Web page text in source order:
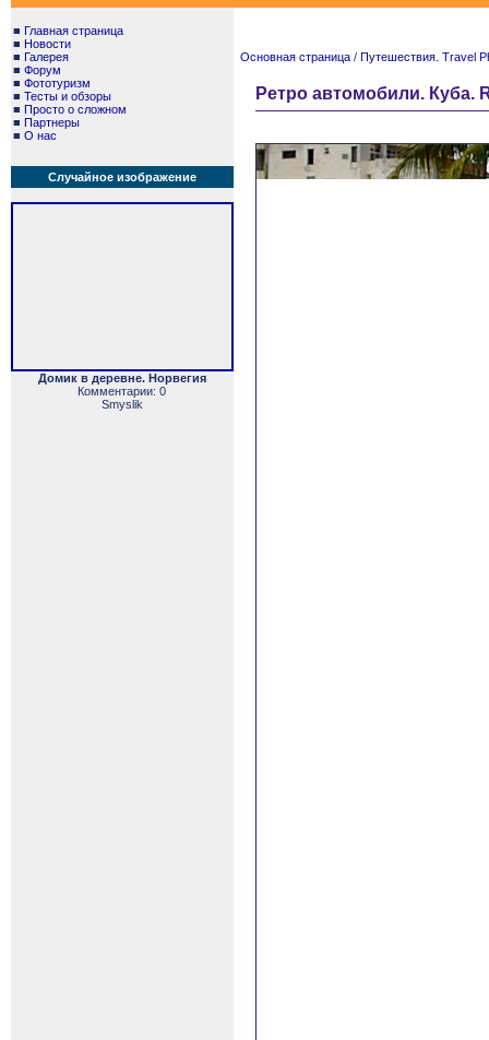
■ Главная страница
■ Новости
■ Галерея
■ Форум
■ Фототуризм
■ Тесты и обзоры
■ Просто о сложном
■ Партнеры
■ О нас
Случайное изображение
Домик в деревне. Норвегия
Комментарии: 0
Smyslik
Основная страница / Путешествия. Travel
Ретро автомобили. Куба.